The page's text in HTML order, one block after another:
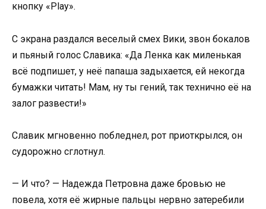
кнопку «Play».
С экрана раздался веселый смех Вики, звон бокалов
и пьяный голос Славика: «Да Ленка как миленькая
всё подпишет, у неё папаша задыхается, ей некогда
бумажки читать! Мам, ну ты гений, так технично её на
залог развести!»
Славик мгновенно побледнел, рот приоткрылся, он
судорожно сглотнул.
— И что? — Надежда Петровна даже бровью не
повела, хотя её жирные пальцы нервно затеребили